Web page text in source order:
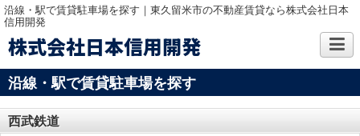
沿線・駅で賃貸駐車場を探す｜東久留米市の不動産賃貸なら株式会社日本
信用開発
株式会社日本信用開発
沿線・駅で賃貸駐車場を探す
西武鉄道